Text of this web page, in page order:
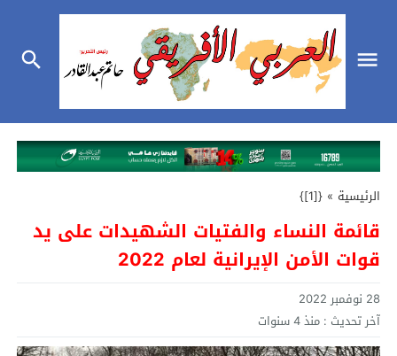
الرئيسية »
{[1]}
قائمة النساء والفتيات الشهيدات على يد
قوات الأمن الإيرانية لعام 2022
28 نوفمبر 2022
آخر تحديث : منذ 4 سنوات